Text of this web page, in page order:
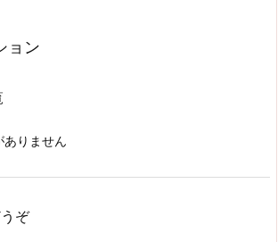
ョン
ありません
ぞ